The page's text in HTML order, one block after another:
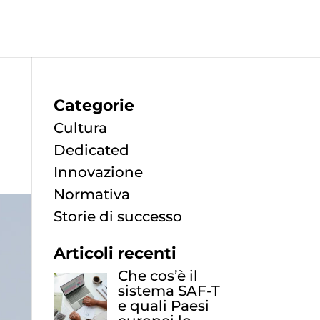
Categorie
Cultura
Dedicated
Innovazione
Normativa
Storie di successo
Articoli recenti
Che cos’è il
sistema SAF-T
e quali Paesi